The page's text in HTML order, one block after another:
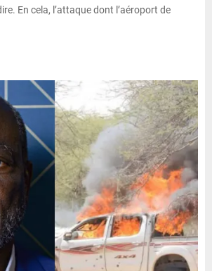
En cela, l’attaque dont l’aéroport de